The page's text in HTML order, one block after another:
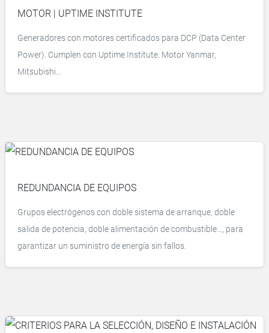
MOTOR | UPTIME INSTITUTE
Generadores con motores certificados para DCP (Data Center
Power). Cumplen con Uptime Institute. Motor Yanmar,
Mitsubishi…
REDUNDANCIA DE EQUIPOS
Grupos electrógenos con doble sistema de arranque, doble
salida de potencia, doble alimentación de combustible…, para
garantizar un suministro de energía sin fallos.